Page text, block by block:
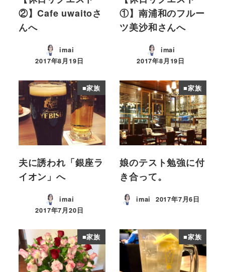
②】Cafe uwaitoさ
んへ
imai
投稿日
2017年8月19日
①】南浦和のフルー
ツ美沙和さんへ
imai
投稿日
2017年8月19日
■家族
夫に誘われ「銀座ラ
イオン」へ
imai
投稿日
2017年7月20日
■家族
娘のテスト勉強に付
き合って。
imai 投稿日
2017年7月6日
■家族 ■家族